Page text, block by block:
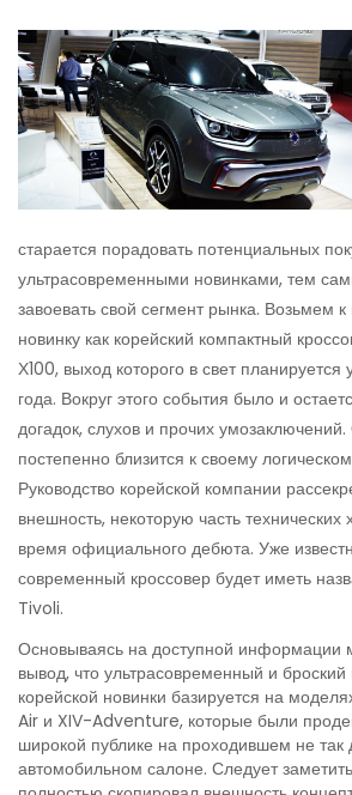
старается порадовать потенциальных
ультрасовременными новинками, тем
завоевать свой сегмент рынка. Возьмем
новинку как корейский компактный
Х100, выход которого в свет планируется
года. Вокруг этого события было и
догадок, слухов и прочих
постепенно близится к своему
Руководство корейской компании
внешность, некоторую часть технических
время официального дебюта. Уже
современный кроссовер будет иметь
Tivoli.
Основываясь на доступной информации
вывод, что ультрасовременный и
корейской новинки базируется на
Air и XIV-Adventure, которые были
широкой публике на проходившем не
автомобильном салоне. Следует